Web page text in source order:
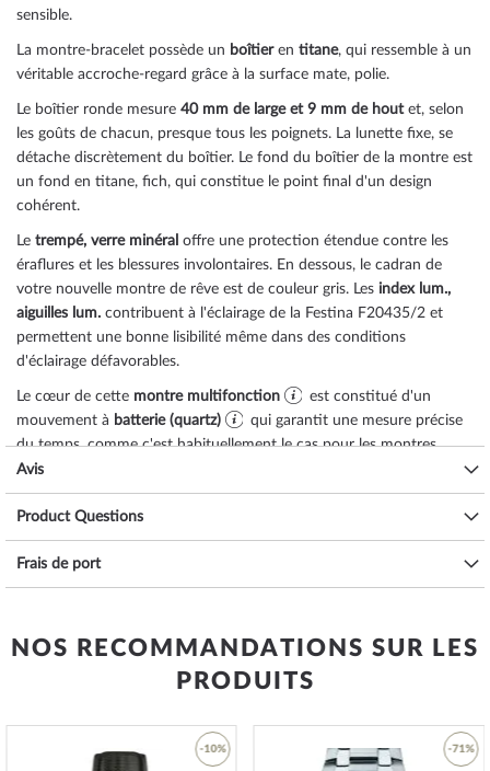
sensible.
La montre-bracelet possède un boîtieren titane, qui ressemble à un
véritable accroche-regard grâce à la surface mate, polie.
Le boîtier ronde mesure 40 mm de large et 9 mm de houtet, selon
les goûts de chacun, presque tous les poignets. La lunette fixe, se
détache discrètement du boîtier. Le fond du boîtier de la montre est
un fond en titane, fich, qui constitue le point final d'un design
cohérent.
Le trempé, verre minéral offre une protection étendue contre les
éraflures et les blessures involontaires. En dessous, le cadran de
votre nouvelle montre de rêve est de couleur gris. Les index lum.,
aiguilles lum. contribuent à l'éclairage de la Festina F20435/2 et
permettent une bonne lisibilité même dans des conditions
d'éclairage défavorables.
Le cœur de cette montre multifonction
est constitué d'un
mouvement à batterie (quartz)
qui garantit une mesure précise
du temps, comme c'est habituellement le cas pour les montres
Festina, et qui offre les fonctions suivantes :
heure.
L'étanchéité à l'eau de
constater dans la liste ci-dessous :
5 ATM : prendre une douche et prendre un bain est possible avec
cette montre. Ne nagez pas et ne plongez pas.
20 ATM et plus : à partir de 20 ATM, la montre est considérée comme
étanche et adaptée à la natation et à la plongée à faible profondeur*.
Avis
Product Questions
Frais de port
NOS RECOMMANDATIONS SUR LES
PRODUITS
-10% -71%